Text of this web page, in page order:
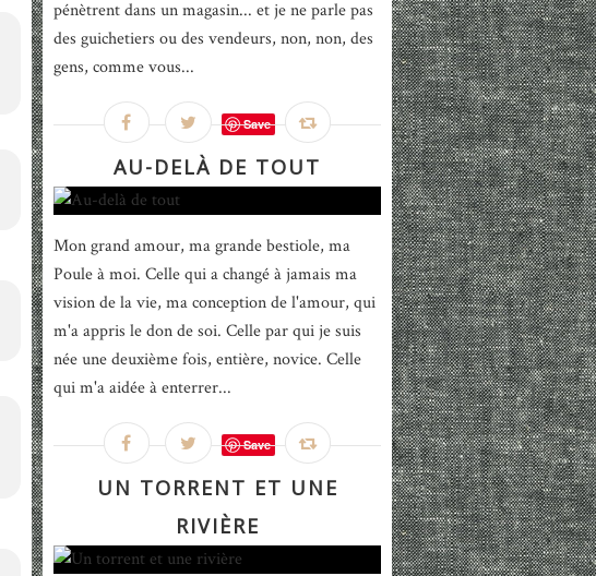
pénètrent dans un magasin... et je ne parle pas
des guichetiers ou des vendeurs, non, non, des
gens, comme vous...
Save
AU-DELÀ DE TOUT
Mon grand amour, ma grande bestiole, ma
Poule à moi. Celle qui a changé à jamais ma
vision de la vie, ma conception de l'amour, qui
m'a appris le don de soi. Celle par qui je suis
née une deuxième fois, entière, novice. Celle
qui m'a aidée à enterrer...
Save
UN TORRENT ET UNE
RIVIÈRE